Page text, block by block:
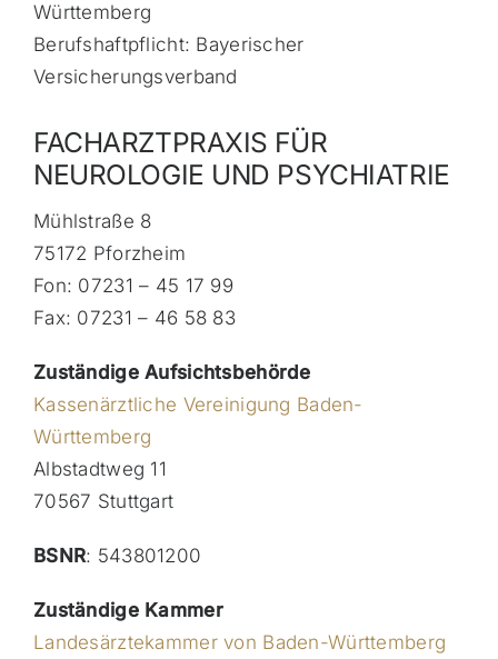
Württemberg
Berufshaftpflicht: Bayerischer
Versicherungsverband
FACHARZTPRAXIS FÜR
NEUROLOGIE UND PSYCHIATRIE
Mühlstraße 8
75172 Pforzheim
Fon: 07231 – 45 17 99
Fax: 07231 – 46 58 83
Zuständige Aufsichtsbehörde
Kassenärztliche Vereinigung Baden-
Württemberg
Albstadtweg 11
70567 Stuttgart
BSNR: 543801200
Zuständige Kammer
Landesärztekammer von Baden-Württemberg